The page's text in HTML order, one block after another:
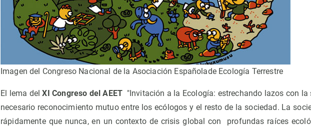
Imagen del Congreso Nacional de la Asociación Españolade Ecología Terrestre
El lema del XI Congreso del AEET "Invitación a la Ecología: estrechando lazos con
necesario reconocimiento mutuo entre los ecólogos y el resto de la sociedad. La
rápidamente que nunca, en un contexto de crisis global con profundas raíces